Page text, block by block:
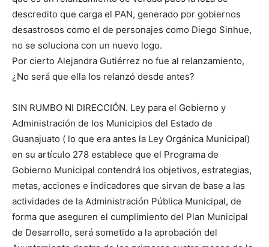
descredito que carga el PAN, generado por gobiernos
desastrosos como el de personajes como Diego Sinhue,
no se soluciona con un nuevo logo.
Por cierto Alejandra Gutiérrez no fue al relanzamiento,
¿No será que ella los relanzó desde antes?
SIN RUMBO NI DIRECCIÓN. Ley para el Gobierno y
Administración de los Municipios del Estado de
Guanajuato ( lo que era antes la Ley Orgánica Municipal)
en su artículo 278 establece que el Programa de
Gobierno Municipal contendrá los objetivos, estrategias,
metas, acciones e indicadores que sirvan de base a las
actividades de la Administración Pública Municipal, de
forma que aseguren el cumplimiento del Plan Municipal
de Desarrollo, será sometido a la aprobación del